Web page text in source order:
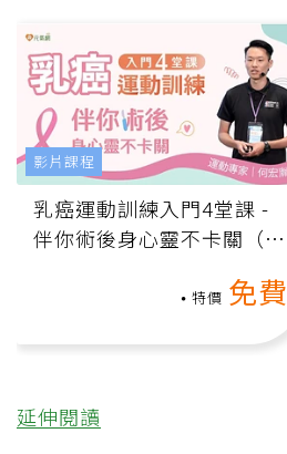
乳癌運動訓練入門4堂課 -
伴你術後身心靈不卡關（線
特價 免費
影片課程
延伸閱讀